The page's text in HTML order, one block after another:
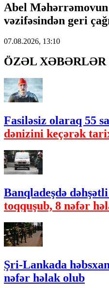
Abel
vəzifəsindən geri
07.08.2026, 13:10
ÖZƏL XƏBƏRLƏR
Fasiləsiz olaraq 55
dənizini keçərək
Banqladeşdə
toqquşub, 8 nəfər
Şri-Lankada
nəfər həlak olub